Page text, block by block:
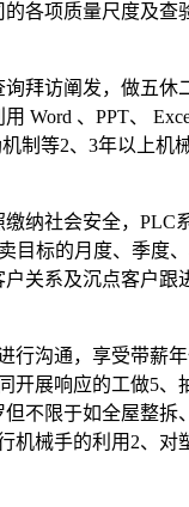
项质量尺度及查
访阐发，做五休
Word 、PPT、
制等2、3年以上
社会安全，PLC
目标的月度、季度
关系及沉点客户
沟通，享受带薪
展响应的工做5
不限于如全屋整
械手的利用2、